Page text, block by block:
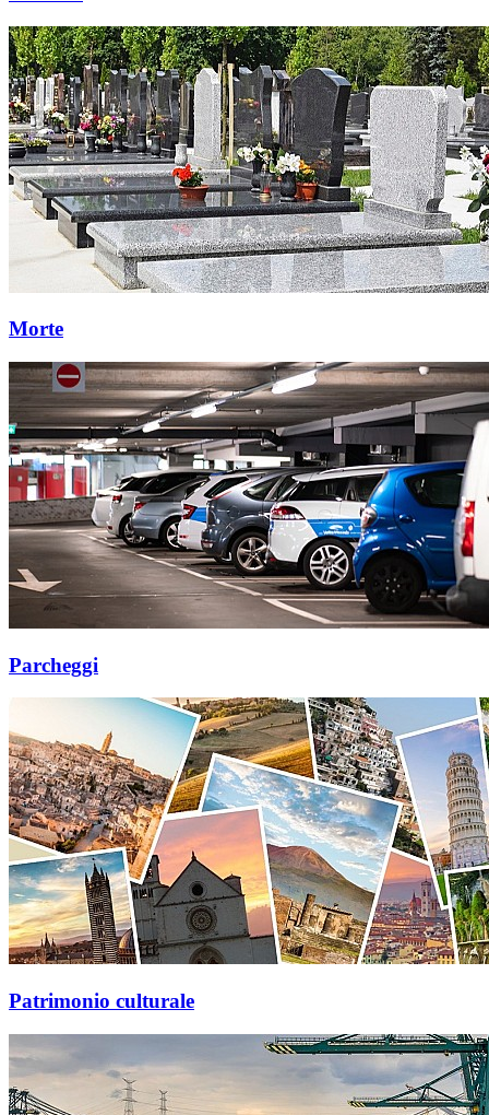
Morte
Parcheggi
Patrimonio culturale